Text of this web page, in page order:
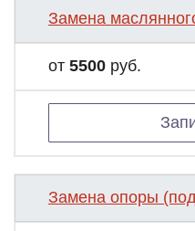
Замена
от 5500 руб.
Замена опоры